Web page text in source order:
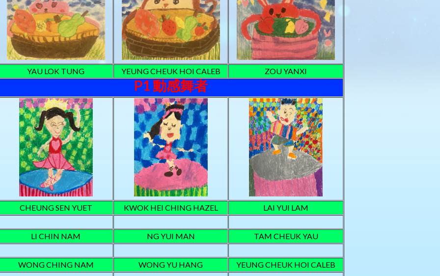
YAU LOK TUNG YEUNG CHEUK HOI CALEB ZOU YANXI
P1 動感舞者
CHEUNG SEN YUET KWOK HEI CHING HAZEL LAI YUI LAM
LI CHIN NAM NG YUI MAN TAM CHEUK YAU
WONG CHING NAM WONG YU HANG YEUNG CHEUK HOI CALEB